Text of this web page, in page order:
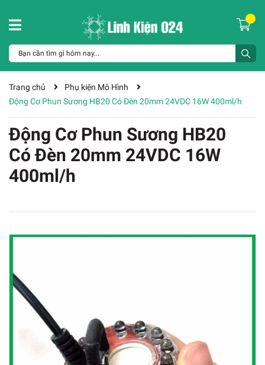
Trang chủ
Phụ kiện Mô Hình
Động Cơ Phun Sương HB20 Có Đèn 20mm 24VDC 16W 400ml/h
Động Cơ Phun Sương HB20
Có Đèn 20mm 24VDC 16W
400ml/h